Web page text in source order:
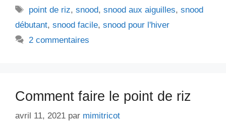
Étiquettes
point de riz,snood,snood aux aiguilles,snood
débutant, snood facile, snood pour l'hiver
2 commentaires
Comment faire le point de riz
avril 11, 2021 par mimitricot